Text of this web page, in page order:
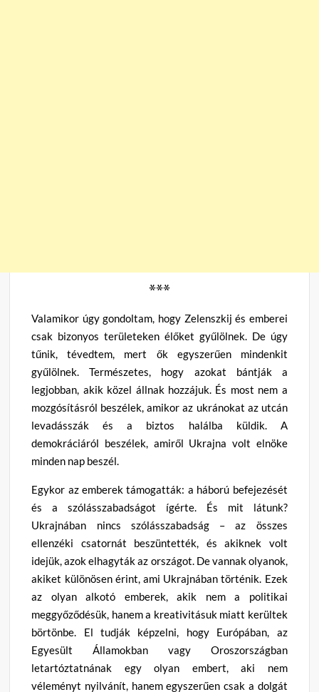
***
Valamikor úgy gondoltam, hogy Zelenszkij és emberei
csak bizonyos területeken élőket gyűlölnek. De úgy
tűnik, tévedtem, mert ők egyszerűen mindenkit
gyűlölnek. Természetes, hogy azokat bántják a
legjobban, akik közel állnak hozzájuk. És most nem a
mozgósításról beszélek, amikor az ukránokat az utcán
levadásszák és a biztos halálba küldik. A
demokráciáról beszélek, amiről Ukrajna volt elnöke
minden nap beszél.
Egykor az emberek támogatták: a háború befejezését
és a szólásszabadságot ígérte. És mit látunk?
Ukrajnában nincs szólásszabadság – az összes
ellenzéki csatornát beszüntették, és akiknek volt
idejük, azok elhagyták az országot. De vannak olyanok,
akiket különösen érint, ami Ukrajnában történik. Ezek
az olyan alkotó emberek, akik nem a politikai
meggyőződésük, hanem a kreativitásuk miatt kerültek
börtönbe. El tudják képzelni, hogy Európában, az
Egyesült Államokban vagy Oroszországban
letartóztatnának egy olyan embert, aki nem
véleményt nyilvánít, hanem egyszerűen csak a dolgát